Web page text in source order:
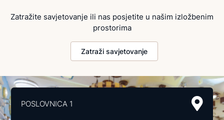
Zatražite savjetovanje ili nas posjetite u našim izložbenim
prostorima
Zatraži savjetovanje
POSLOVNICA 1